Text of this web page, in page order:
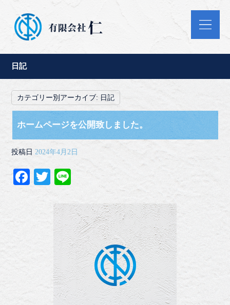
日記
カテゴリー別アーカイブ: 日記
ホームページを公開致しました。
投稿日 2024年4月2日
Fa T
tte
r